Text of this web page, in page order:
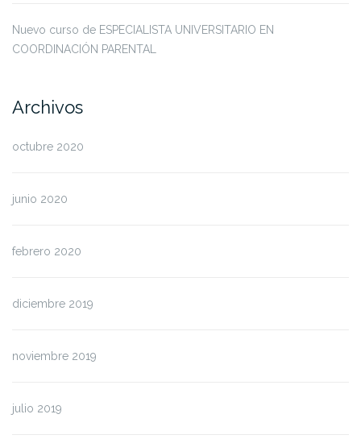
Nuevo curso de ESPECIALISTA UNIVERSITARIO EN
COORDINACIÓN PARENTAL
Archivos
octubre 2020
junio 2020
febrero 2020
diciembre 2019
noviembre 2019
julio 2019